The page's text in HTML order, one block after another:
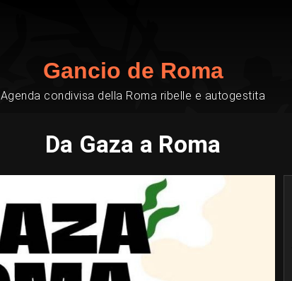
Gancio de Roma
Agenda condivisa della Roma ribelle e autogestita
Da Gaza a Roma